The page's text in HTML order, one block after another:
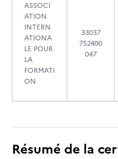
ASSOCI
ATION
INTERN
ATIONA
LE POUR
LA
FORMATI
ON
33037
752400
047
Résumé de la